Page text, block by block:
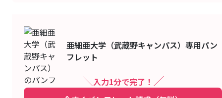
亜細亜大学（武蔵野キャンパス） 専用パン
フレット
入力1分で完了！